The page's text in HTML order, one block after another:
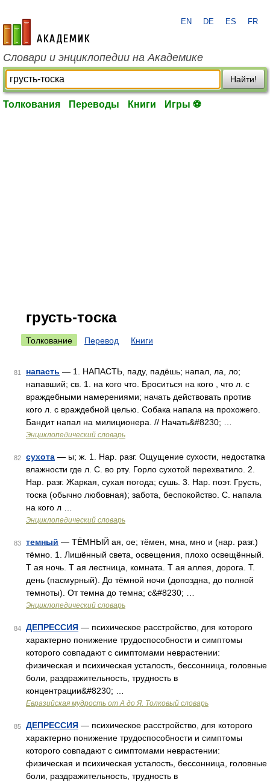
academic.ru
EN DE ES FR
Словари и энциклопедии на Академике
Найти!
Толкования Переводы Книги Игры ⚽
грусть-тоска
Толкование Перевод Книги
81 напасть — 1. НАПАСТЬ, паду, падёшь; напал, ла, ло;
напавший; св. 1. на кого что. Броситься на кого , что л. с
враждебными намерениями; начать действовать против
кого л. с враждебной целью. Собака напала на прохожего.
Бандит напал на милиционера. // Начать&#8230; …
Энциклопедический словарь
82 сухота — ы; ж. 1. Нар. разг. Ощущение сухости, недостатка
влажности где л. С. во рту. Горло сухотой перехватило. 2.
Нар. разг. Жаркая, сухая погода; сушь. 3. Нар. поэт. Грусть,
тоска (обычно любовная); забота, беспокойство. С. напала
на кого л …
Энциклопедический словарь
83 темный — ТЁМНЫЙ ая, ое; тёмен, мна, мно и (нар. разг.)
тёмно. 1. Лишённый света, освещения, плохо освещённый.
Т ая ночь. Т ая лестница, комната. Т ая аллея, дорога. Т.
день (пасмурный). До тёмной ночи (допоздна, до полной
темноты). От темна до темна; с&#8230; …
Энциклопедический словарь
84 ДЕПРЕССИЯ — психическое расстройство, для которого
характерно понижение трудоспособности и симптомы
которого совпадают с симптомами неврастении:
физическая и психическая усталость, бессонница, головные
боли, раздражительность, трудность в
концентрации&#8230; …
Евразийская мудрость от А до Я. Толковый словарь
85 ДЕПРЕССИЯ — психическое расстройство, для которого
характерно понижение трудоспособности и симптомы
которого совпадают с симптомами неврастении:
физическая и психическая усталость, бессонница, головные
боли, раздражительность, трудность в